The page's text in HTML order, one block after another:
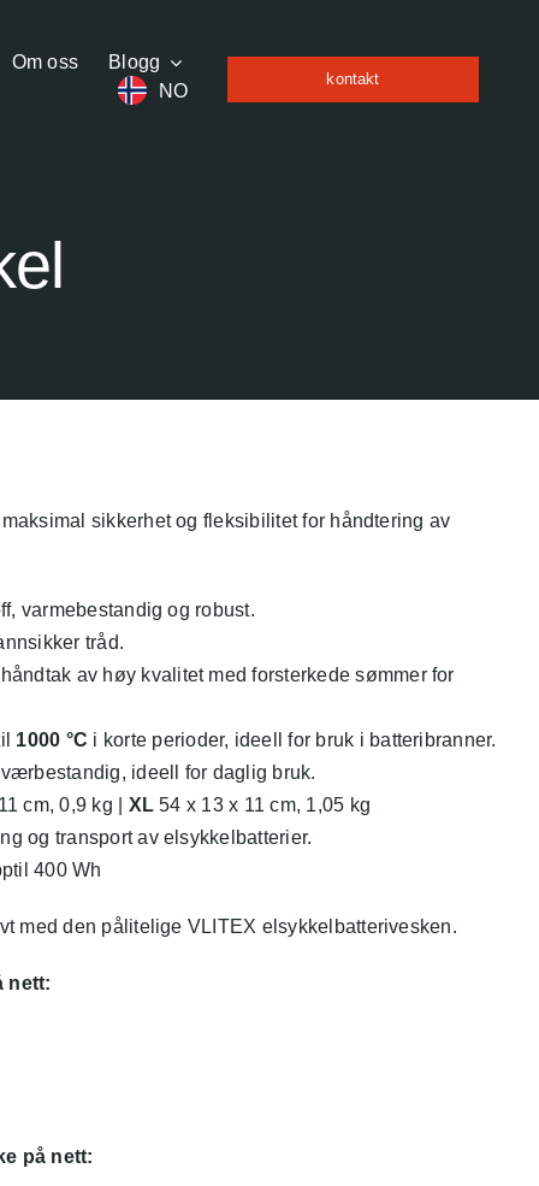
Om oss
Blogg
NO
kontakt
sikkerhet og fleksibilitet for håndtering av
varmebestandig og robust.
tråd.
av høy kvalitet med forsterkede sømmer for
1000 °C i korte perioder, ideell for bruk i batteribranner.
ideell for daglig bruk.
cm, 0,9 kg | XL 54 x 13 x 11 cm, 1,05 kg
og transport av elsykkelbatterier.
400 Wh
med den pålitelige VLITEX elsykkelbatterivesken.
nett:
på nett: